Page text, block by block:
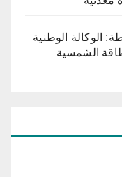
الوكالة الوطنية
الشمسية